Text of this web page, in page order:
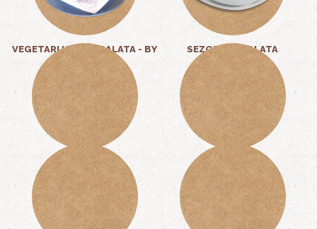
VEGETARIJANSKA SALATA - BY
SELMA KARIĆ
10,00 KM
SEZONSKA SALATA
4,00 KM
PILEĆA SALATA
12,00 KM
DRESING
1,50 KM